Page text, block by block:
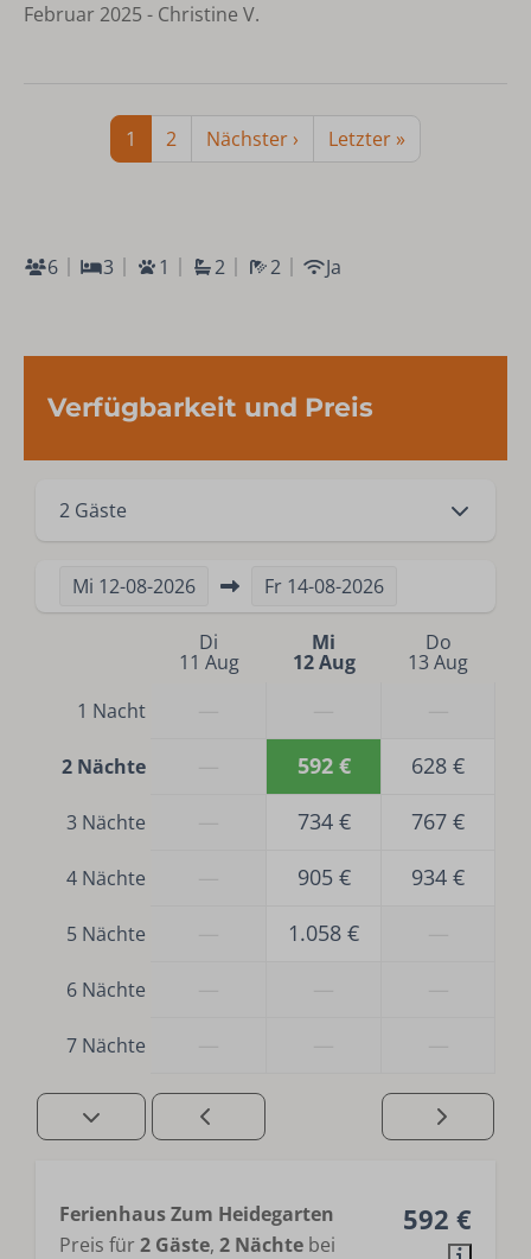
Februar 2025 - Christine V.
1 2 Nächster › Letzter »
6 3 1 2 2 Ja
Verfügbarkeit und Preis
2 Gäste
Mi 12-08-2026 Fr 14-08-2026
Di
11 Aug
Mi
12 Aug
Do
13 Aug
1 Nacht
2 Nächte 592 € 628 €
3 Nächte 734 € 767 €
4 Nächte 905 € 934 €
5 Nächte 1.058 €
6 Nächte
7 Nächte
592 €
Ferienhaus Zum Heidegarten
Preis für2 Gäste, 2 Nächte bei